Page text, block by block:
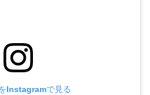
Instagramで見る